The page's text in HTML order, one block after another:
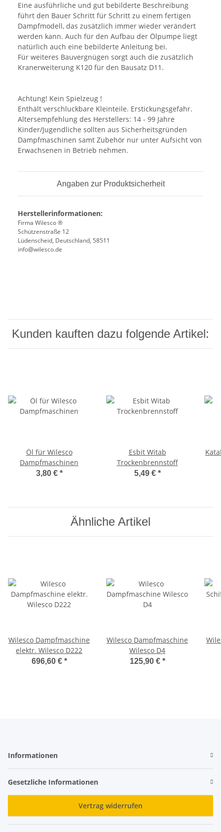
Eine ausführliche und gut bebilderte Beschreibung
führt den Bauer Schritt für Schritt zu einem fertigen
Dampfmodell, das zusätzlich immer wieder verändert
werden kann. Auch für den Aufbau der Ölpumpe liegt
natürlich auch eine bebilderte Anleitung bei.
Für weiteres Bauvergnügen sorgt auch die zusätzlich
Kranerweiterung K120 für den Bausatz D11.
Achtung! Kein Spielzeug !
Enthält verschluckbare Kleinteile. Erstickungsgefahr.
Altersempfehlung des Herstellers: 14 - 99 Jahre
Kinder/Jugendliche sollten aus Sicherheitsgründen
Dampfmaschinen samt Zubehör nur unter Aufsicht von
Erwachsenen in Betrieb nehmen.
Angaben zur Produktsicherheit
Herstellerinformationen:
Firma Wilesco ®
Schützenstraße 12
Lüdenscheid, Deutschland, 58511
info@wilesco.de
Kunden kauften dazu folgende Artikel:
Öl für Wilesco
Dampfmaschinen
3,80 € *
Esbit Witab
Trockenbrennstoff
5,49 € *
Ähnliche Artikel
Wilesco Dampfmaschine
elektr. Wilesco D222
696,60 € *
Wilesco Dampfmaschine
Wilesco D4
125,90 € *
Informationen
Gesetzliche Informationen
Vertrag widerrufen